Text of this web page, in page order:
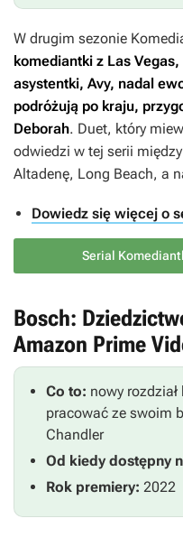
W drugim sezonie
komediantki z Las
asystentki, Avy, nadal
podróżują po kraju,
Deborah. Duet, który
odwiedzi w tej serii
Altadenę, Long Beach, a
Dowiedz się więcej o
Serial
Bosch:
Amazon Prime
Co to: nowy
pracować ze swoim
Chandler
Od kiedy dostępny
Rok premiery: 2022